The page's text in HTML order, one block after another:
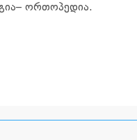
ორთოპედია.